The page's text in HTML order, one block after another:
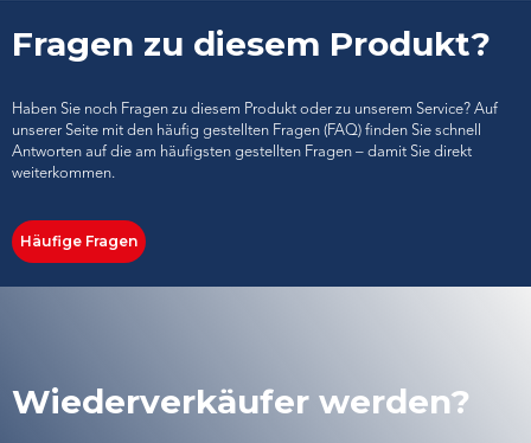
Fragen zu diesem Produkt?
Haben Sie noch Fragen zu diesem Produkt oder zu unserem Service? Auf
unserer Seite mit den häufig gestellten Fragen (FAQ) finden Sie schnell
Antworten auf die am häufigsten gestellten Fragen – damit Sie direkt
weiterkommen.
Häufige Fragen
Wiederverkäufer werden?